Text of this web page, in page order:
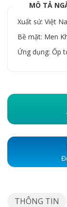
MÔ TẢ
Xuất sứ: Việt
Bề mặt: Men
Ứng dụng: Ốp
THÔNG TIN